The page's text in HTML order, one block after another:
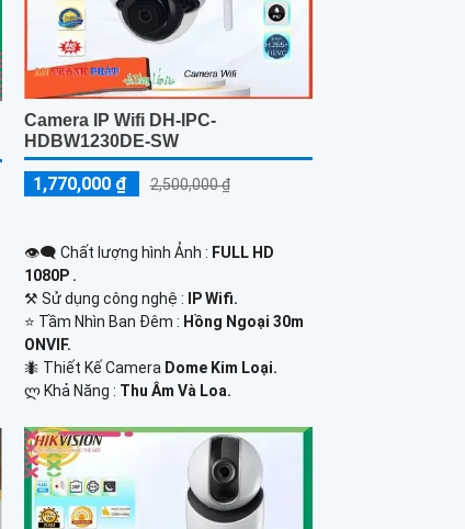
Camera IP Wifi DH-IPC-
HDBW1230DE-SW
1,770,000 ₫ 2,500,000 ₫
👁️‍🗨 Chất lượng hình Ảnh : FULL HD
1080P .
⚒ Sử dụng công nghệ :
IP Wifi.
⭐ Tầm Nhìn Ban Đêm : Hồng Ngoại 30m
ONVIF.
🐜 Thiết Kế Camera Dome Kim Loại.
️ლ Khả Năng : Thu Âm Và Loa.